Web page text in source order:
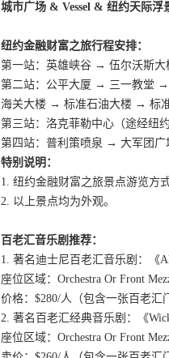
城市广场 & Vessel & 纽约天际浮
纽约金融财富之旅行程安排：
第一站：英雄峡谷 → 伍尔沃斯
第二站：公平大厦 → 三一教堂
海关大楼 → 标准石油大楼 → 标
第三站：洛克菲勒中心（途经纽
第四站：普利策喷泉 → 大军团
特别说明：
1. 纽约金融财富之旅景点游览方
2. 以上景点均为外观。
百老汇音乐剧推荐：
1. 著名迪士尼百老汇音乐剧：《
座位区域：Orchestra Or Front
价格：$280/人（包含一张百老
2. 著名百老汇经典音乐剧：《
座位区域：Orchestra Or Front